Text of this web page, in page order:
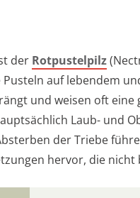
der Rotpustelpilz
auf lebendem
und weisen oft
Laub- und
der Triebe
hervor, die nicht